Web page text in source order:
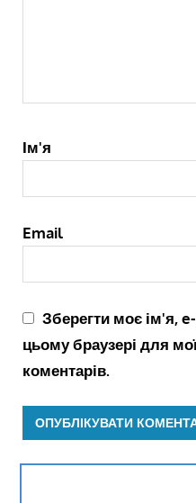
Ім'я
Email
Зберегти моє ім'я,
цьому браузері для
коментарів.